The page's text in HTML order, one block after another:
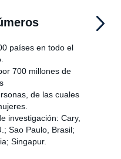
países en todo el
700 millones de
de las cuales
investigación: Cary,
Sao Paulo, Brasil;
Singapur.